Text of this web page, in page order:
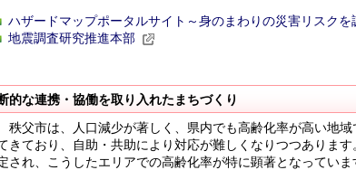
ハザードマップポータルサイト～身のまわりの災害リスクを
地震調査研究推進本部
的な連携・協働を取り入れたまちづくり
秩父市は、人口減少が著しく、県内でも高齢化率が高い地
きており、自助・共助により対応が難しくなりつつありま
され、こうしたエリアでの高齢化率が特に顕著となっていま